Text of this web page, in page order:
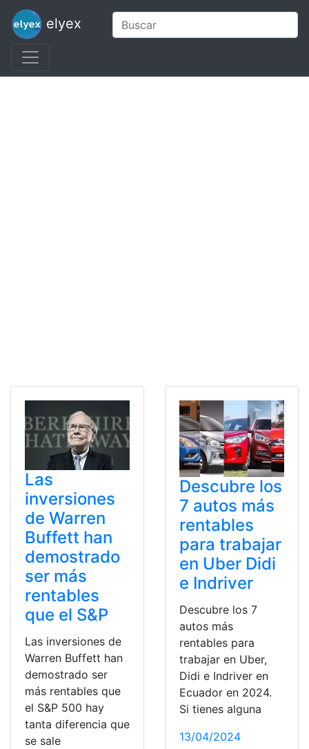
elyex
Las
inversiones
de Warren
Buffett han
demostrado
ser más
rentables
que el S&P
Las inversiones de
Warren Buffett han
demostrado ser
más rentables que
el S&P 500 hay
tanta diferencia que
se sale
Descubre los
7 autos más
rentables
para trabajar
en Uber Didi
e Indriver
Descubre los 7
autos más
rentables para
trabajar en Uber,
Didi e Indriver en
Ecuador en 2024.
Si tienes alguna
13/04/2024